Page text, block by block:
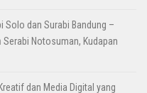
Solo dan Surabi Bandung –
Serabi Notosuman, Kudapan
dan Media Digital yang